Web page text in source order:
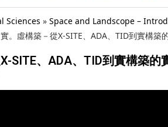
Sciences » Space and Landscope –
。虛構築－從X-SITE、ADA、TID到實構築
SITE、ADA、TID到實構築的